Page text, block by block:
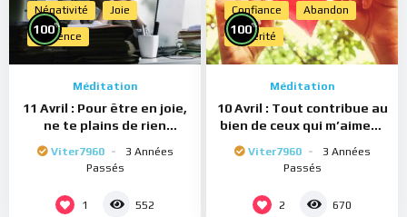
Négativité Joie
Présence
100%
Méditation
11 Avril : Pour être en joie,
ne te plains de rien
Viter7960
3 Années
Passés
1 552
Confiance Abandon
Sincérité
100%
Méditation
10 Avril : Tout contribue au
bien de ceux qui m’aiment
Viter7960
3 Années
Passés
2 670